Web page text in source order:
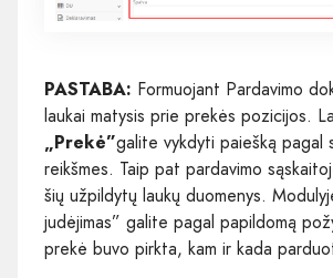
PASTABA: Formuojant Pardavimo
laukai matysis prie prekės pozicijos.
„Prekė”galite vykdyti paiešką pagal
reikšmes. Taip pat pardavimo
šių užpildytų laukų duomenys.
judėjimas” galite pagal papildomą
prekė buvo pirkta, kam ir kada